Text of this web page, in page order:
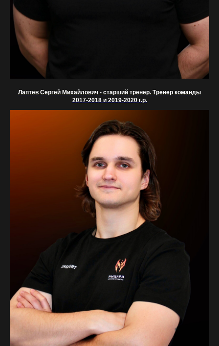
Лаптев Сергей Михайлович - старший тренер. Тренер команды
2017-2018 и 2019-2020 г.р.